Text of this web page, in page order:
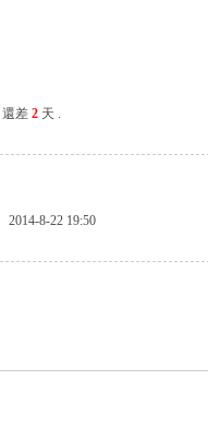
還差 2 天 .
2014-8-22 19:50